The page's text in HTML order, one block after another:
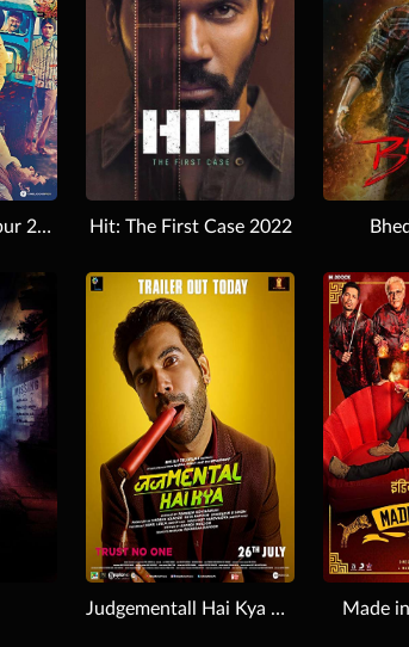
Hit: The First Case 2022
Gangs of Wasseypur 2012
Download
Download
Made
Judgementall Hai Kya 2019